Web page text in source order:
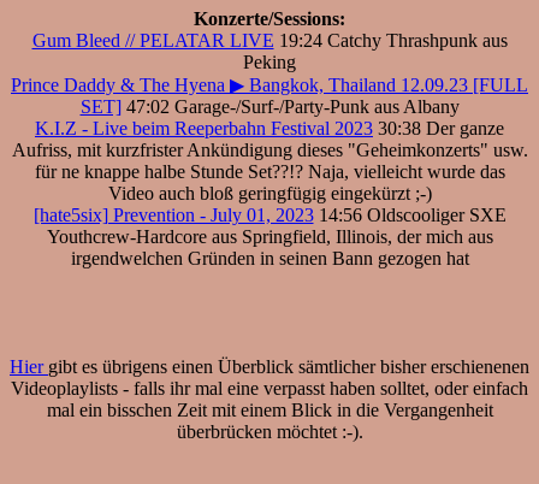
Konzerte/Sessions:
Gum Bleed // PELATAR LIVE 19:24 Catchy Thrashpunk aus
Peking
Prince Daddy & The Hyena ▶ Bangkok, Thailand 12.09.23 [FULL
SET]47:02 Garage-/Surf-/Party-Punk aus Albany
K.I.Z - Live beim Reeperbahn Festival 2023 30:38 Der ganze
Aufriss, mit kurzfrister Ankündigung dieses "Geheimkonzerts" usw.
für ne knappe halbe Stunde Set??!? Naja, vielleicht wurde das
Video auch bloß geringfügig eingekürzt ;-)
[hate5six] Prevention - July 01, 202314:56 Oldscooliger SXE
Youthcrew-Hardcore aus Springfield, Illinois, der mich aus
irgendwelchen Gründen in seinen Bann gezogen hat
Hier gibt es übrigens einen Überblick sämtlicher bisher erschienenen
Videoplaylists - falls ihr mal eine verpasst haben solltet, oder einfach
mal ein bisschen Zeit mit einem Blick in die Vergangenheit
überbrücken möchtet :-).